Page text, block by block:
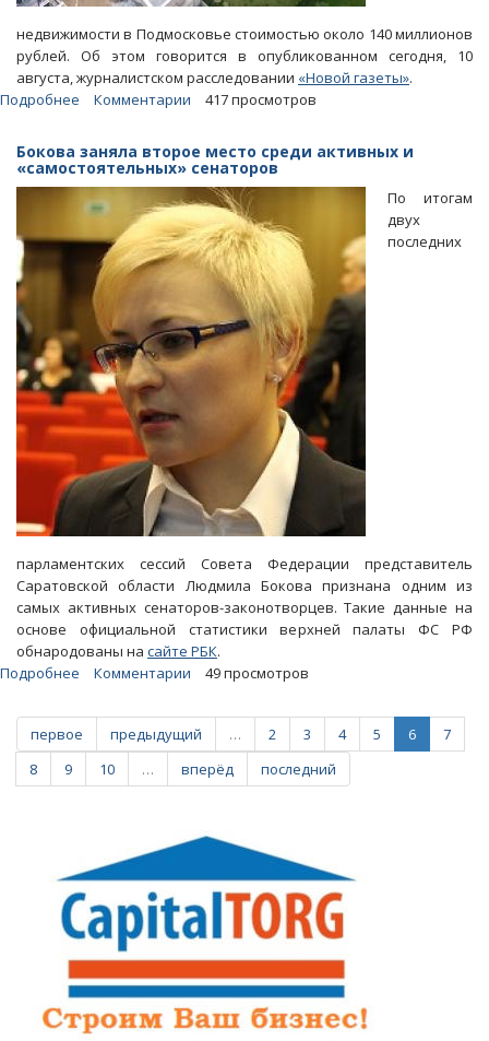
недвижимости в Подмосковье стоимостью около 140 миллионов
рублей. Об этом говорится в опубликованном сегодня, 10
августа, журналистском расследовании «Новой газеты».
Подробнее
оскандалившегося
депутата
ГД
Слуцкого
нашли
роскошный
особняк
Комментарии 417 просмотров
Бокова заняла второе место среди активных и
«самостоятельных» сенаторов
По итогам
двух
последних
парламентских сессий Совета Федерации представитель
Саратовской области Людмила Бокова признана одним из
самых активных сенаторов-законотворцев. Такие данные на
основе официальной статистики верхней палаты ФС РФ
обнародованы на сайте РБК.
Подробнее
заняла
второе
место
среди
«самостоятельных»
сенаторов
Комментарии 49 просмотров
первое предыдущий … 2 3 4 5 6
7
8
9 10 … вперёд последний